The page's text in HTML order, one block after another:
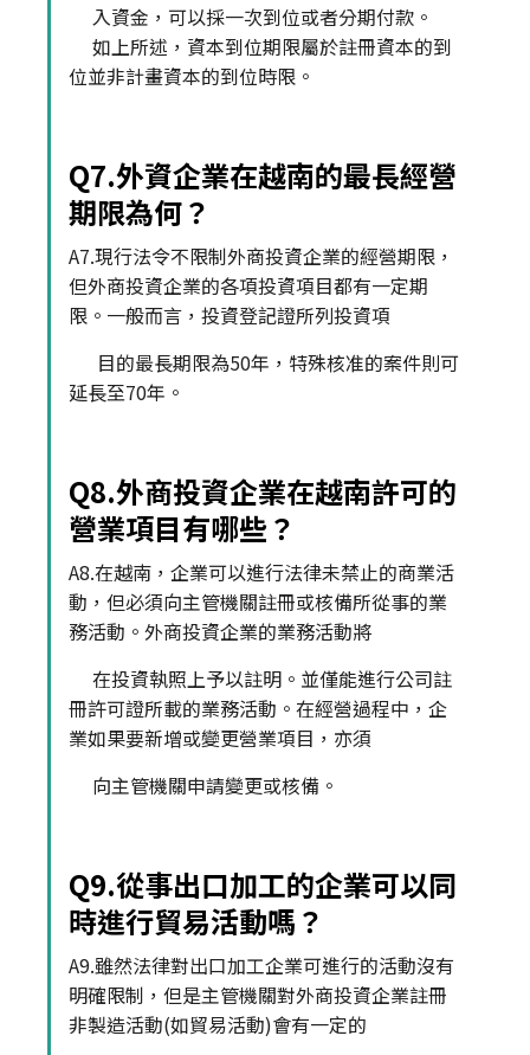
入資金，可以採一次到位或者分期付款。
如上所述，資本到位期限屬於註冊資本的到
位並非計畫資本的到位時限。
Q7.外資企業在越南的最長經營
期限為何？
A7.現行法令不限制外商投資企業的經營期限，
但外商投資企業的各項投資項目都有一定期
限。一般而言，投資登記證所列投資項
目的最長期限為50年，特殊核准的案件則可
延長至70年。
Q8.外商投資企業在越南許可的
營業項目有哪些？
A8.在越南，企業可以進行法律未禁止的商業活
動，但必須向主管機關註冊或核備所從事的業
務活動。外商投資企業的業務活動將
在投資執照上予以註明。並僅能進行公司註
冊許可證所載的業務活動。在經營過程中，企
業如果要新增或變更營業項目，亦須
向主管機關申請變更或核備。
Q9.從事出口加工的企業可以同
時進行貿易活動嗎？
A9.雖然法律對出口加工企業可進行的活動沒有
明確限制，但是主管機關對外商投資企業註冊
非製造活動(如貿易活動)會有一定的